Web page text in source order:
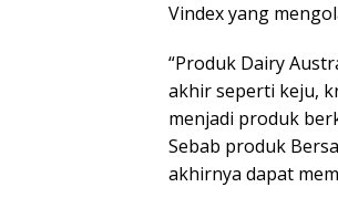
Vindex yang
“Produk Dairy
akhir seperti keju,
menjadi produk
Sebab produk
akhirnya dapat